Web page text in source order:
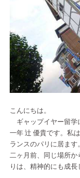
こんにちは。
ギャップイヤー留学
一年 辻 優貴です。私
ランスのパリに居ます。
二ヶ月前、同じ場所
りは、精神的にも成長